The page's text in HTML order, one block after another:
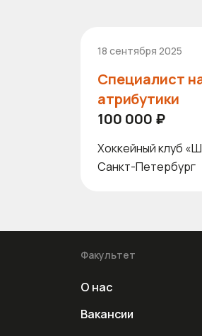
18 сентября 2025
Специалист
атрибутики
100 000 ₽
Хоккейный клуб
Санкт-Петербург
Факультет
О нас
Вакансии